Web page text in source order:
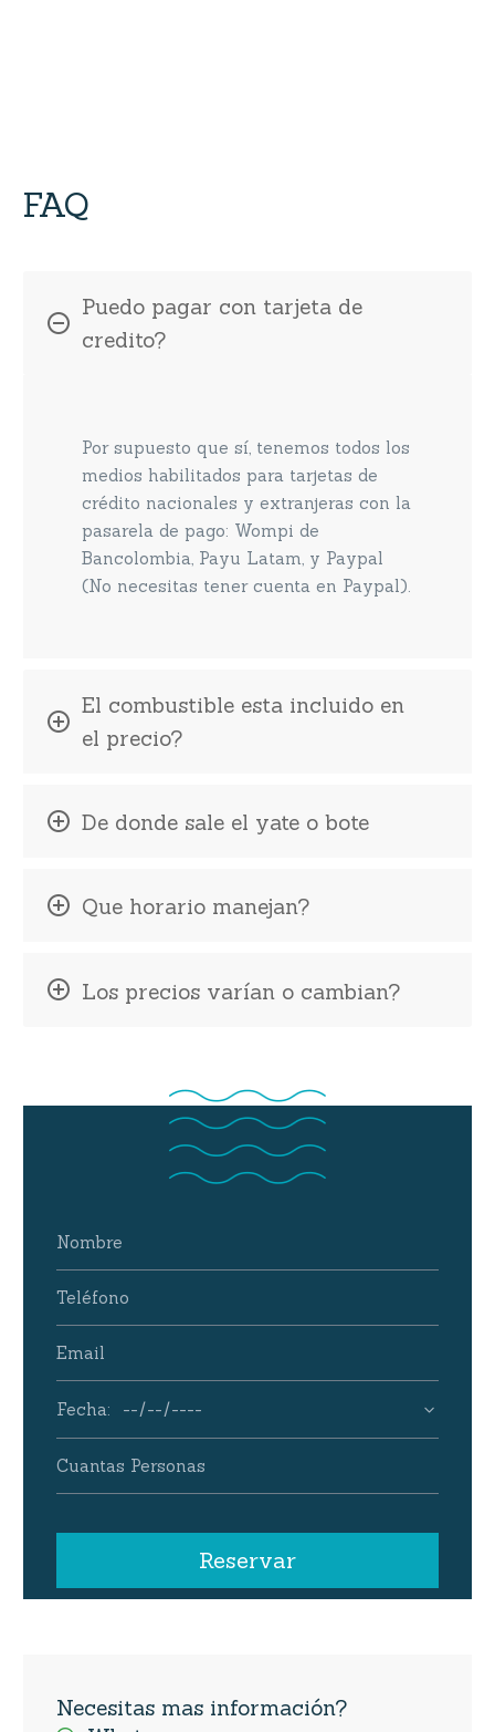
FAQ
Puedo pagar con tarjeta de
credito?
Por supuesto que sí, tenemos todos los
medios habilitados para tarjetas de
crédito nacionales y extranjeras con la
pasarela de pago: Wompi de
Bancolombia, Payu Latam, y Paypal
(No necesitas tener cuenta en Paypal).
El combustible esta incluido en
el precio?
De donde sale el yate o bote
Que horario manejan?
Los precios varían o cambian?
Necesitas mas información?